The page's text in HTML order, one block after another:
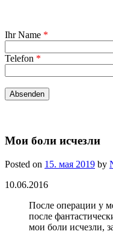
Ihr Name *
Telefon *
Мои боли исчезли
Posted on 15. мая 2019 by
10.06.2016
После операции у
после
мои боли исчезли,